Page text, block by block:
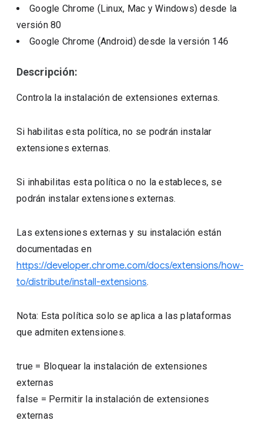
Google Chrome (Linux, Mac y Windows)desde la
versión80
Google Chrome (Android)desde la versión 146
Descripción:
Controla la instalación de extensiones externas.
Si habilitas esta política, no se podrán instalar
extensiones externas.
Si inhabilitas esta política o no la estableces, se
podrán instalar extensiones externas.
Las extensiones externas y su instalación están
documentadas en
https://developer.chrome.com/docs/extensions/how-
to/distribute/install-extensions.
Nota: Esta política solo se aplica a las plataformas
que admiten extensiones.
true = Bloquear la instalación de extensiones
externas
false = Permitir la instalación de extensiones
externas